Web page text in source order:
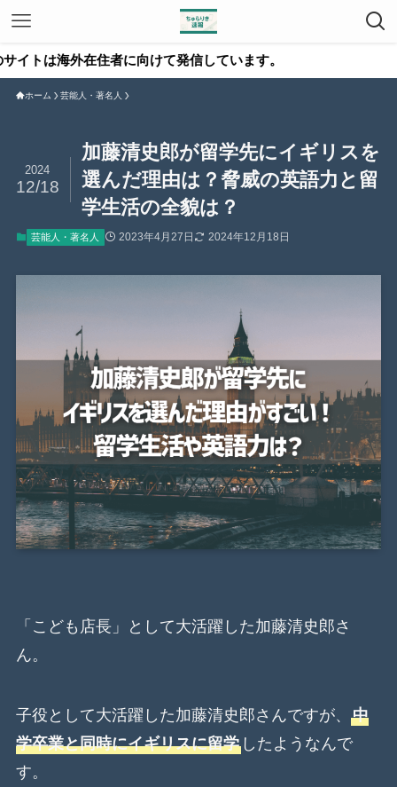
住者に向けて発信しています。
ホーム 芸能人・著名人
加藤清史郎が留学先にイギリスを
選んだ理由は？脅威の英語力と留
学生活の全貌は？
2024
12/18
芸能人・著名人 2023年4月27日 2024年12月18日
「こども店長」として大活躍した加藤清史郎さ
ん。
子役として大活躍した加藤清史郎さんですが、 中
学卒業と同時にイギリスに留学したようなんで
す。